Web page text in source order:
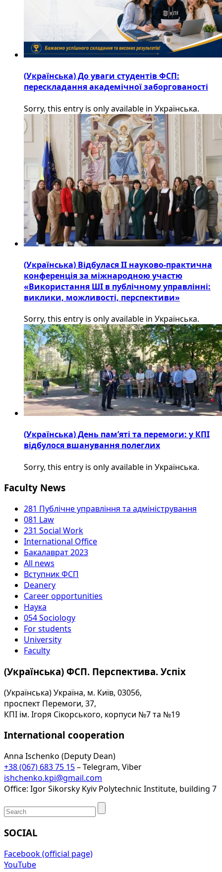
(Українська) До уваги студентів ФСП:
перескладання академічної заборгованості
Sorry, this entry is only available in Українська.
(Українська) Відбулася ІІ науково-практична
конференція за міжнародною участю
«Використання ШІ в публічному управлінні:
виклики, можливості, перспективи»
Sorry, this entry is only available in Українська.
(Українська) День пам’яті та перемоги: у КПІ
відбулося вшанування полеглих
Sorry, this entry is only available in Українська.
Faculty News
281 Публічне управління та адміністрування
081 Law
231 Social Work
International Office
Бакалаврат 2023
All news
Вступник ФСП
Deanery
Career opportunities
Наука
054 Sociology
For students
University
Faculty
(Українська) ФСП. Перспектива. Успіх
(Українська) Україна, м. Київ, 03056,
проспект Перемоги, 37,
КПІ ім. Ігоря Сікорського, корпуси №7 та №19
International cooperation
Anna Ischenko (Deputy Dean)
+38 (067) 683 75 15– Telegram, Viber
ishchenko.kpi@gmail.com
Office: Igor Sikorsky Kyiv Polytechnic Institute, building 7
SOCIAL
Facebook (official page)
YouTube